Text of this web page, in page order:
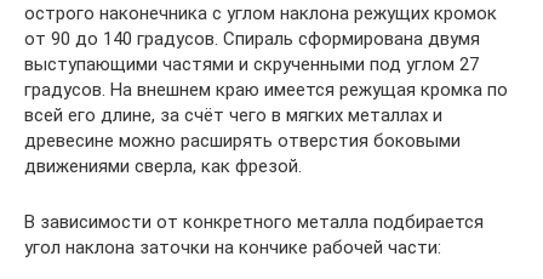
острого наконечника с углом наклона режущих кромок
от 90 до 140 градусов. Спираль сформирована двумя
выступающими частями и скрученными под углом 27
градусов. На внешнем краю имеется режущая кромка по
всей его длине, за счёт чего в мягких металлах и
древесине можно расширять отверстия боковыми
движениями сверла, как фрезой.
В зависимости от конкретного металла подбирается
угол наклона заточки на кончике рабочей части: